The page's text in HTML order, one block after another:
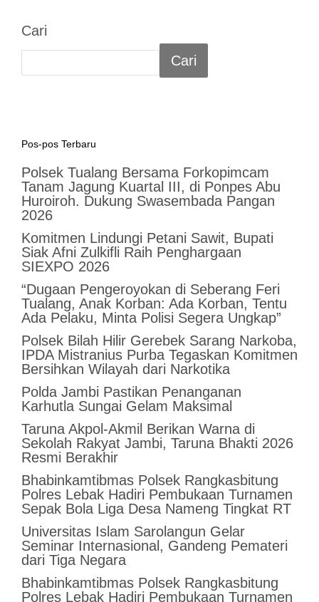
Cari
Cari
Pos-pos Terbaru
Polsek Tualang Bersama Forkopimcam
Tanam Jagung Kuartal III, di Ponpes Abu
Huroiroh. Dukung Swasembada Pangan
2026
Komitmen Lindungi Petani Sawit, Bupati
Siak Afni Zulkifli Raih Penghargaan
SIEXPO 2026
“Dugaan Pengeroyokan di Seberang Feri
Tualang, Anak Korban: Ada Korban, Tentu
Ada Pelaku, Minta Polisi Segera Ungkap”
Polsek Bilah Hilir Gerebek Sarang Narkoba,
IPDA Mistranius Purba Tegaskan Komitmen
Bersihkan Wilayah dari Narkotika
Polda Jambi Pastikan Penanganan
Karhutla Sungai Gelam Maksimal
Taruna Akpol-Akmil Berikan Warna di
Sekolah Rakyat Jambi, Taruna Bhakti 2026
Resmi Berakhir
Bhabinkamtibmas Polsek Rangkasbitung
Polres Lebak Hadiri Pembukaan Turnamen
Sepak Bola Liga Desa Nameng Tingkat RT
Universitas Islam Sarolangun Gelar
Seminar Internasional, Gandeng Pemateri
dari Tiga Negara
Bhabinkamtibmas Polsek Rangkasbitung
Polres Lebak Hadiri Pembukaan Turnamen